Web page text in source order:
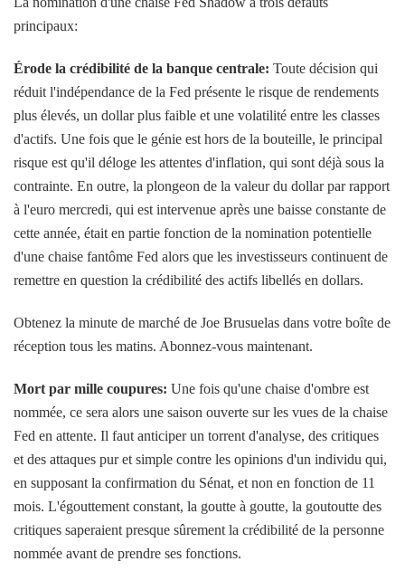
principaux:
Érode la crédibilité de la banque centrale: Toute décision qui
réduit l'indépendance de la Fed présente le risque de rendements
plus élevés, un dollar plus faible et une volatilité entre les classes
d'actifs. Une fois que le génie est hors de la bouteille, le principal
risque est qu'il déloge les attentes d'inflation, qui sont déjà sous la
contrainte. En outre, la plongeon de la valeur du dollar par rapport
à l'euro mercredi, qui est intervenue après une baisse constante de
cette année, était en partie fonction de la nomination potentielle
d'une chaise fantôme Fed alors que les investisseurs continuent de
remettre en question la crédibilité des actifs libellés en dollars.
Obtenez la minute de marché de Joe Brusuelas dans votre boîte de
réception tous les matins. Abonnez-vous maintenant.
Mort par mille coupures: Une fois qu'une chaise d'ombre est
nommée, ce sera alors une saison ouverte sur les vues de la chaise
Fed en attente. Il faut anticiper un torrent d'analyse, des critiques
et des attaques pur et simple contre les opinions d'un individu qui,
en supposant la confirmation du Sénat, et non en fonction de 11
mois. L'égouttement constant, la goutte à goutte, la goutoutte des
critiques saperaient presque sûrement la crédibilité de la personne
nommée avant de prendre ses fonctions.